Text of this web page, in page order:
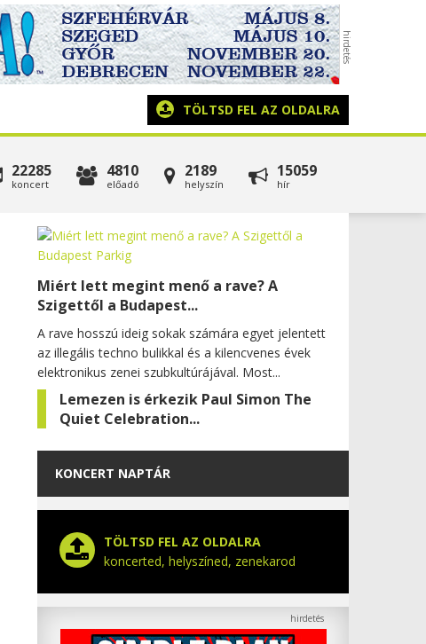
TÖLTSD FEL AZ OLDALRA
22285
koncert
4810
előadó
2189
helyszín
15059
hír
Miért lett megint menő a rave? A
Szigettől a Budapest...
A rave hosszú ideig sokak számára egyet jelentett
az illegális techno bulikkal és a kilencvenes évek
elektronikus zenei szubkultúrájával. Most...
Lemezen is érkezik Paul Simon The
Quiet Celebration...
KONCERT NAPTÁR
TÖLTSD FEL AZ OLDALRA
koncerted, helyszíned, zenekarod